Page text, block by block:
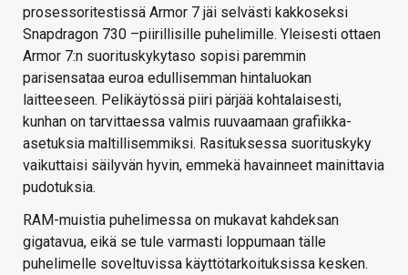
prosessoritestissä Armor 7 jäi selvästi kakkoseksi
Snapdragon 730 –piirillisille puhelimille. Yleisesti ottaen
Armor 7:n suorituskykytaso sopisi paremmin
parisensataa euroa edullisemman hintaluokan
laitteeseen. Pelikäytössä piiri pärjää kohtalaisesti,
kunhan on tarvittaessa valmis ruuvaamaan grafiikka-
asetuksia maltillisemmiksi. Rasituksessa suorituskyky
vaikuttaisi säilyvän hyvin, emmekä havainneet mainittavia
pudotuksia.
RAM-muistia puhelimessa on mukavat kahdeksan
gigatavua, eikä se tule varmasti loppumaan tälle
puhelimelle soveltuvissa käyttötarkoituksissa kesken.